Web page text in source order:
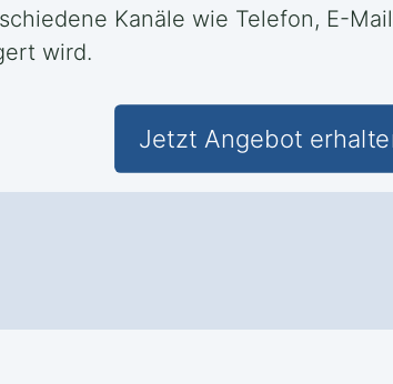
Kanäle wie Telefon, E-
wird.
Jetzt Angebot